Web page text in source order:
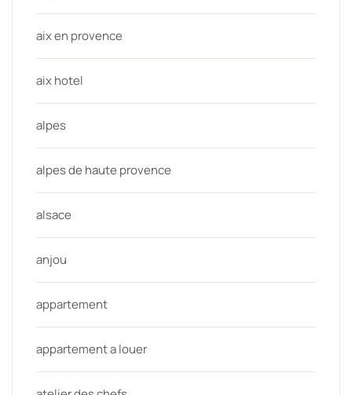
aix en provence
aix hotel
alpes
alpes de haute provence
alsace
anjou
appartement
appartement a louer